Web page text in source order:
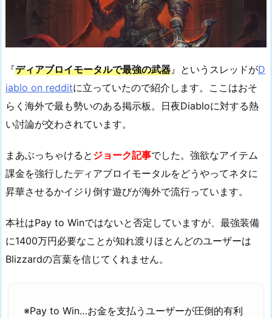
『ディアブロイモータルで最強の武器 』というスレッドがD
iablo on redditに立っていたので紹介します。ここはおそ
らく海外で最も勢いのある掲示板。日夜Diabloに対する熱
い討論が交わされています。
まあぶっちゃけると ジョーク記事でした。強欲なアイテム
課金を強行したディアブロイモータルをどうやってネタに
昇華させるかイジり倒す遊びが海外で流行っています。
本社はPay to Winではないと否定していますが、最強装備
に1400万円必要なことが知れ渡りほとんどのユーザーは
Blizzardの言葉を信じてくれません。
※Pay to Win…お金を支払うユーザーが圧倒的有利